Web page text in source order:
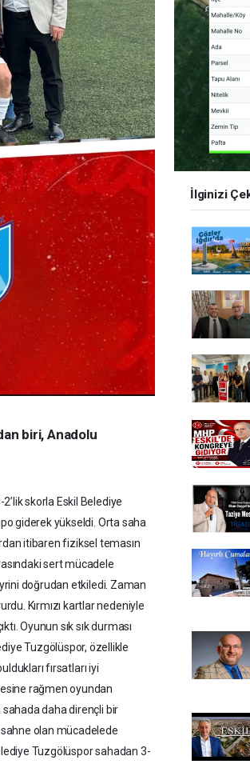
biri, Anadolu
skorla Eskil Belediye
giderek yükseldi. Orta saha
itibaren fiziksel temasın
sert mücadele
doğrudan etkiledi. Zaman
Kırmızı kartlar nedeniyle
Oyunun sık sık durması
Tuzgölüspor, özellikle
fırsatları iyi
rağmen oyundan
sahada daha dirençli bir
olan mücadelede
Tuzgölüspor sahadan 3-
İlginizi